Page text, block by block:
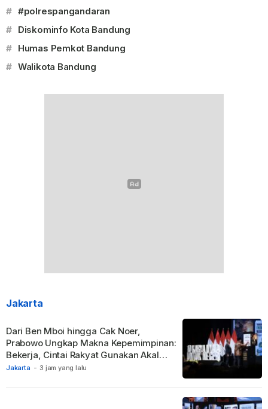
# #polrespangandaran
# Diskominfo Kota Bandung
# Humas Pemkot Bandung
# Walikota Bandung
Jakarta
Jakarta - 3 jam yang lalu
Dari Ben Mboi hingga Cak Noer,
Prabowo Ungkap Makna Kepemimpinan:
Bekerja, Cintai Rakyat Gunakan Akal
Sehat.